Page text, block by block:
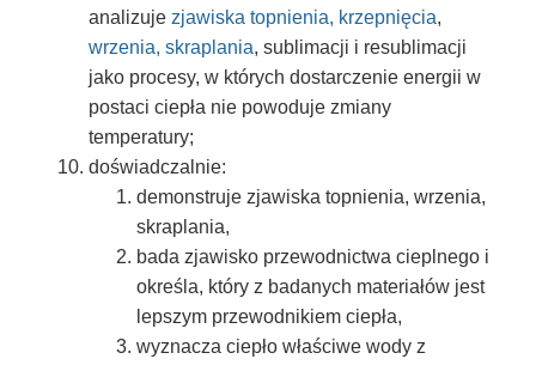
analizujezjawiska topnienia, krzepnięcia,
wrzenia, skraplania, sublimacji i resublimacji
jako procesy, w których dostarczenie energii w
postaci ciepła nie powoduje zmiany
temperatury;
doświadczalnie:
demonstruje zjawiska topnienia, wrzenia,
skraplania,
bada zjawisko przewodnictwa cieplnego i
określa, który z badanych materiałów jest
lepszym przewodnikiem ciepła,
wyznacza ciepło właściwe wody z